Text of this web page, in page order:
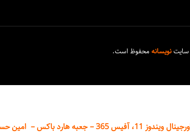
سایتنویسانهمحفوظ است.
11، آفیس 365
–جعبه هارد باکس– امین